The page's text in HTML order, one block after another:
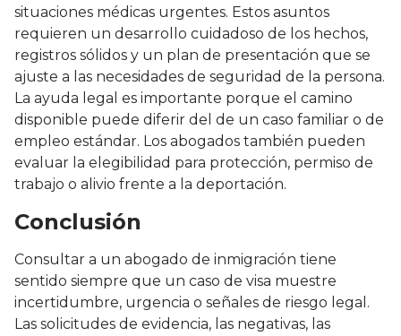
situaciones médicas urgentes. Estos asuntos
requieren un desarrollo cuidadoso de los hechos,
registros sólidos y un plan de presentación que se
ajuste a las necesidades de seguridad de la persona.
La ayuda legal es importante porque el camino
disponible puede diferir del de un caso familiar o de
empleo estándar. Los abogados también pueden
evaluar la elegibilidad para protección, permiso de
trabajo o alivio frente a la deportación.
Conclusión
Consultar a un abogado de inmigración tiene
sentido siempre que un caso de visa muestre
incertidumbre, urgencia o señales de riesgo legal.
Las solicitudes de evidencia, las negativas, las